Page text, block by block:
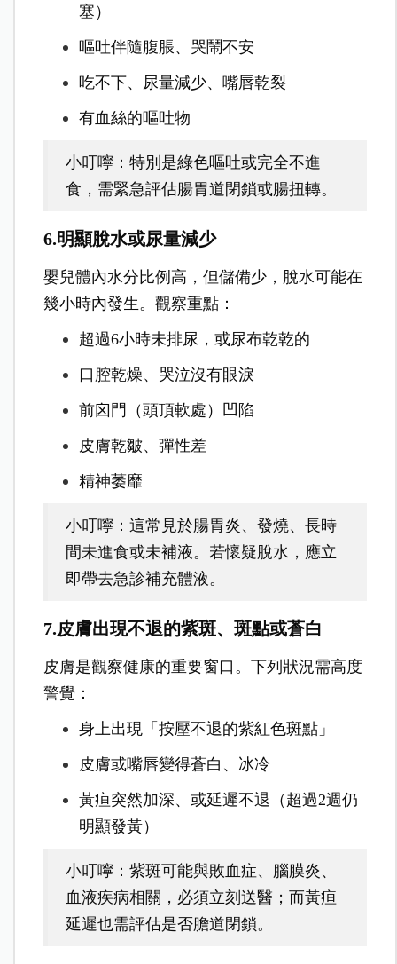
塞）
嘔吐伴隨腹脹、哭鬧不安
吃不下、尿量減少、嘴唇乾裂
有血絲的嘔吐物
小叮嚀：特別是綠色嘔吐或完全不進
食，需緊急評估腸胃道閉鎖或腸扭轉。
6.明顯脫水或尿量減少
嬰兒體內水分比例高，但儲備少，脫水可能在
幾小時內發生。觀察重點：
超過6小時未排尿，或尿布乾乾的
口腔乾燥、哭泣沒有眼淚
前囟門（頭頂軟處）凹陷
皮膚乾皺、彈性差
精神萎靡
小叮嚀：這常見於腸胃炎、發燒、長時
間未進食或未補液。若懷疑脫水，應立
即帶去急診補充體液。
7.皮膚出現不退的紫斑、斑點或蒼白
皮膚是觀察健康的重要窗口。下列狀況需高度
警覺：
身上出現「按壓不退的紫紅色斑點」
皮膚或嘴唇變得蒼白、冰冷
黃疸突然加深、或延遲不退（超過2週仍
明顯發黃）
小叮嚀：紫斑可能與敗血症、腦膜炎、
血液疾病相關，必須立刻送醫；而黃疸
延遲也需評估是否膽道閉鎖。